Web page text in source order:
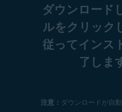
ダウンロード
ルをクリック
従ってインス
了しま
注意： ダウンロードが自